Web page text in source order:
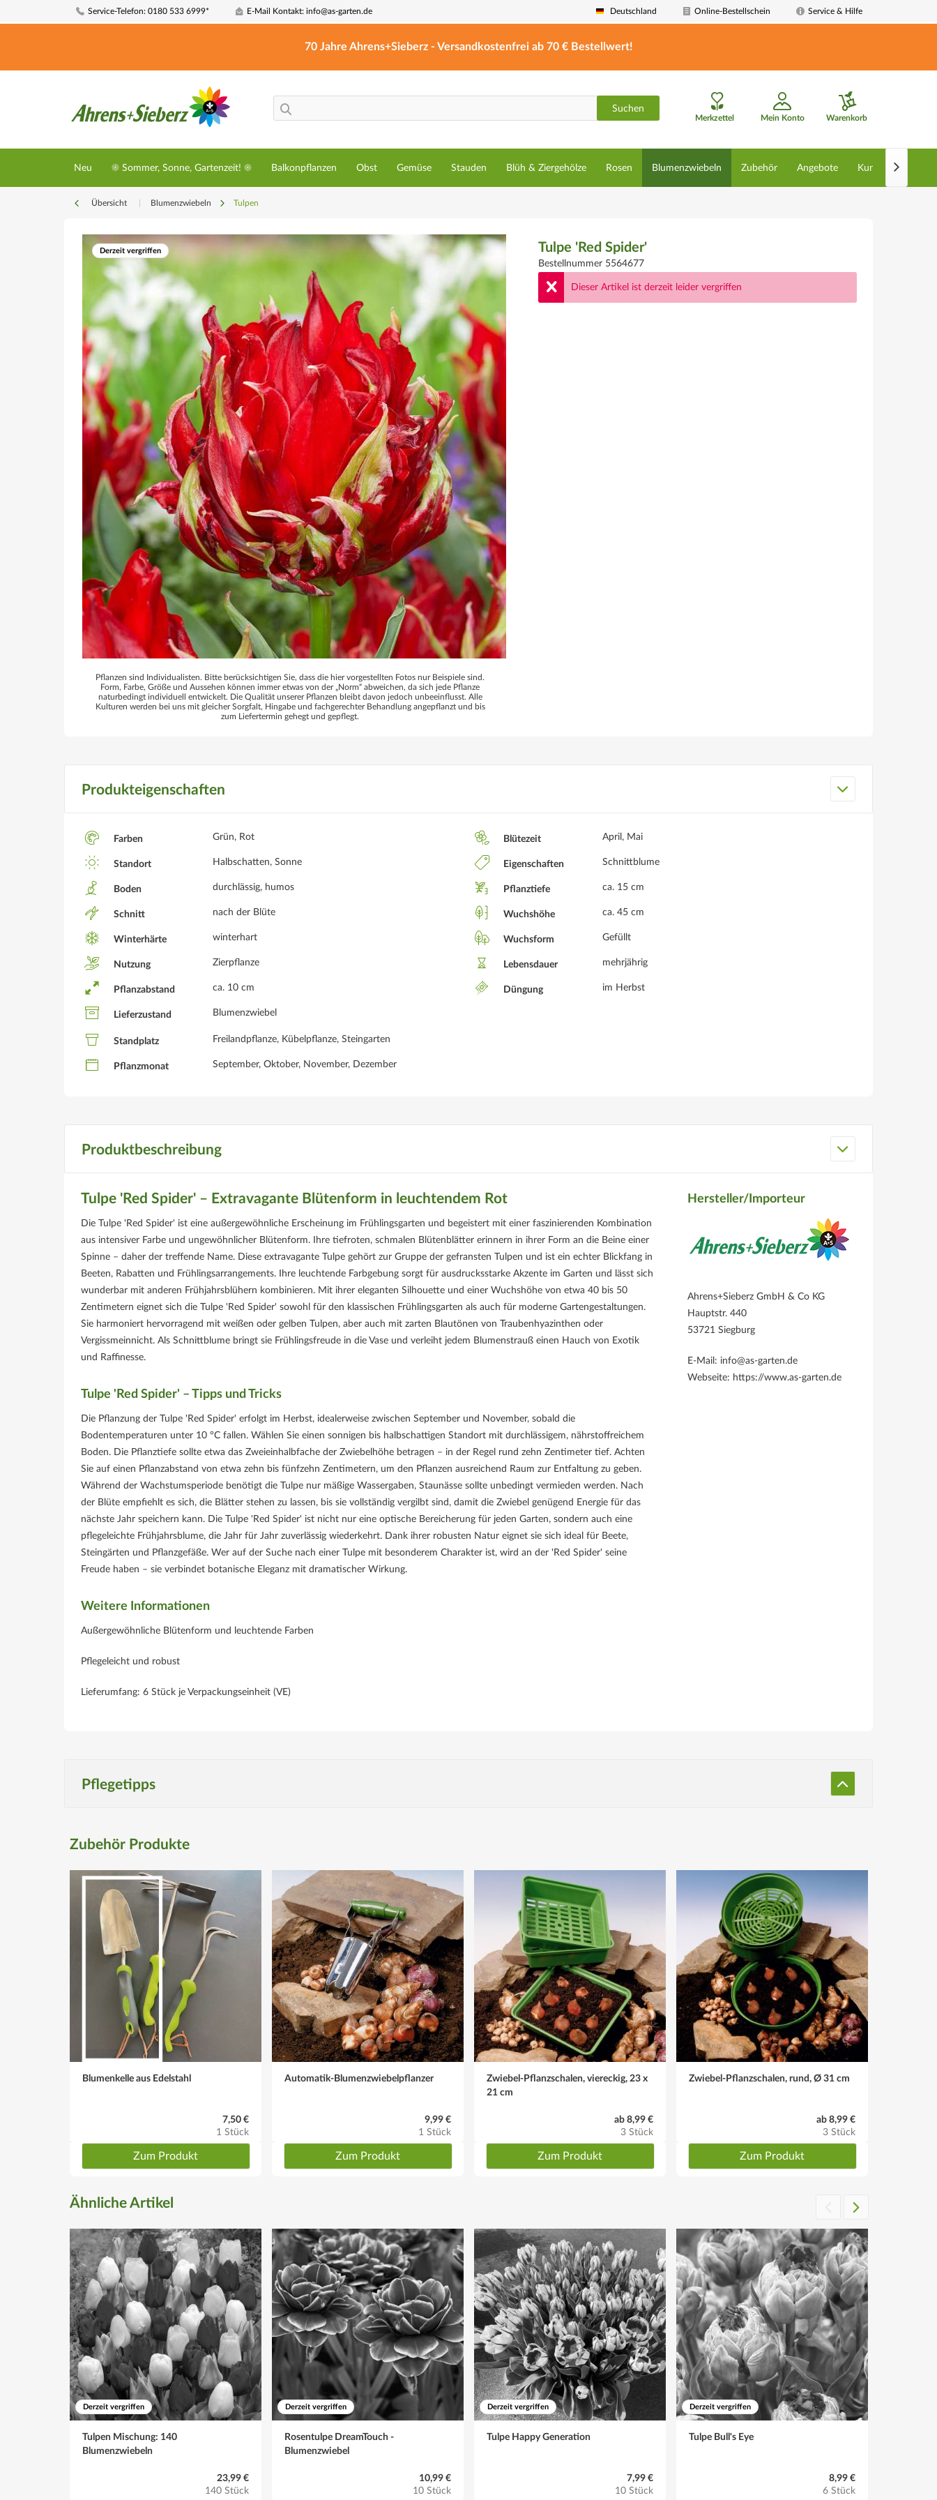
Service-Telefon: 0180 533 6999* E-Mail Kontakt: info@as-garten.de Deutschland Online-Bestellschein Service & Hilfe
70 Jahre Ahrens+Sieberz - Versandkostenfrei ab 70 € Bestellwert!
Suchen
Merkzettel Mein Konto Warenkorb
Neu ☀️ Sommer, Sonne, Gartenzeit! ☀️ Balkonpflanzen Obst Gemüse Stauden Blüh & Ziergehölze Rosen Blumenzwiebeln Zubehör Angebote Kunstpflanzen

Übersicht Blumenzwiebeln Tulpen
Derzeit vergriffen
Pflanzen sind Individualisten. Bitte berücksichtigen Sie, dass die hier vorgestellten Fotos nur Beispiele sind.
Form, Farbe, Größe und Aussehen können immer etwas von der „Norm“ abweichen, da sich jede Pflanze
naturbedingt individuell entwickelt. Die Qualität unserer Pflanzen bleibt davon jedoch unbeeinflusst. Alle
Kulturen werden bei uns mit gleicher Sorgfalt, Hingabe und fachgerechter Behandlung angepflanzt und bis
zum Liefertermin gehegt und gepflegt.
Tulpe 'Red Spider'
Bestellnummer 5564677
Dieser Artikel ist derzeit leider vergriffen
Produkteigenschaften
Farben Grün, Rot Blütezeit April, Mai
Standort Halbschatten, Sonne Eigenschaften Schnittblume
Boden durchlässig, humos Pflanztiefe ca. 15 cm
Schnitt nach der Blüte Wuchshöhe ca. 45 cm
Winterhärte winterhart Wuchsform Gefüllt
Nutzung Zierpflanze Lebensdauer mehrjährig
Pflanzabstand ca. 10 cm Düngung im Herbst
Lieferzustand Blumenzwiebel
Standplatz Freilandpflanze, Kübelpflanze, Steingarten
Pflanzmonat September, Oktober, November, Dezember
Produktbeschreibung
Tulpe 'Red Spider' – Extravagante Blütenform in leuchtendem Rot
Die Tulpe 'Red Spider' ist eine außergewöhnliche Erscheinung im Frühlingsgarten und begeistert mit einer faszinierenden Kombination
aus intensiver Farbe und ungewöhnlicher Blütenform. Ihre tiefroten, schmalen Blütenblätter erinnern in ihrer Form an die Beine einer
Spinne – daher der treffende Name. Diese extravagante Tulpe gehört zur Gruppe der gefransten Tulpen und ist ein echter Blickfang in
Beeten, Rabatten und Frühlingsarrangements. Ihre leuchtende Farbgebung sorgt für ausdrucksstarke Akzente im Garten und lässt sich
wunderbar mit anderen Frühjahrsblühern kombinieren. Mit ihrer eleganten Silhouette und einer Wuchshöhe von etwa 40 bis 50
Zentimetern eignet sich die Tulpe 'Red Spider' sowohl für den klassischen Frühlingsgarten als auch für moderne Gartengestaltungen.
Sie harmoniert hervorragend mit weißen oder gelben Tulpen, aber auch mit zarten Blautönen von Traubenhyazinthen oder
Vergissmeinnicht. Als Schnittblume bringt sie Frühlingsfreude in die Vase und verleiht jedem Blumenstrauß einen Hauch von Exotik
und Raffinesse.
Tulpe 'Red Spider' – Tipps und Tricks
Die Pflanzung der Tulpe 'Red Spider' erfolgt im Herbst, idealerweise zwischen September und November, sobald die
Bodentemperaturen unter 10 °C fallen. Wählen Sie einen sonnigen bis halbschattigen Standort mit durchlässigem, nährstoffreichem
Boden. Die Pflanztiefe sollte etwa das Zweieinhalbfache der Zwiebelhöhe betragen – in der Regel rund zehn Zentimeter tief. Achten
Sie auf einen Pflanzabstand von etwa zehn bis fünfzehn Zentimetern, um den Pflanzen ausreichend Raum zur Entfaltung zu geben.
Während der Wachstumsperiode benötigt die Tulpe nur mäßige Wassergaben, Staunässe sollte unbedingt vermieden werden. Nach
der Blüte empfiehlt es sich, die Blätter stehen zu lassen, bis sie vollständig vergilbt sind, damit die Zwiebel genügend Energie für das
nächste Jahr speichern kann. Die Tulpe 'Red Spider' ist nicht nur eine optische Bereicherung für jeden Garten, sondern auch eine
pflegeleichte Frühjahrsblume, die Jahr für Jahr zuverlässig wiederkehrt. Dank ihrer robusten Natur eignet sie sich ideal für Beete,
Steingärten und Pflanzgefäße. Wer auf der Suche nach einer Tulpe mit besonderem Charakter ist, wird an der 'Red Spider' seine
Freude haben – sie verbindet botanische Eleganz mit dramatischer Wirkung.
Weitere Informationen
Außergewöhnliche Blütenform und leuchtende Farben
Pflegeleicht und robust
Lieferumfang: 6 Stück je Verpackungseinheit (VE)
Hersteller/Importeur
Ahrens+Sieberz GmbH & Co KG
Hauptstr. 440
53721 Siegburg
E-Mail: info@as-garten.de
Webseite: https://www.as-garten.de
Pflegetipps
Sonnig bis halbschattig
Boden
Durchlässig und humos, schwere Böden mit etwas Sand auflockern
Düngegaben
Im Frühjahr mit dem Blattaustrieb Dünger einsetzen. Im Herbst kann etwas Komposterde aufgetragen werden
Wassergaben
Während der Blütezeit den Boden gleichmäßig feucht halten, jedoch Staunässe vermeiden
Ca. 45 cm
Blüte
Leuchtend rot gefüllt
April bis Mai
Schnitt
Welke Blüten direkt abschneiden, den Stängel und die Blätter erst entfernen, wenn sie gelb bzw. vertrocknet sind
Winter
Winterhart
Zubehör Produkte
Blumenkelle aus Edelstahl
7,50 €
1 Stück
Zum Produkt
Automatik-Blumenzwiebelpflanzer
9,99 €
1 Stück
Zum Produkt
Zwiebel-Pflanzschalen, viereckig, 23 x
21 cm
ab 8,99 €
3 Stück
Zum Produkt
Zwiebel-Pflanzschalen, rund, Ø 31 cm
ab 8,99 €
3 Stück
Zum Produkt
Ähnliche Artikel
Derzeit vergriffen
Tulpen Mischung: 140
Blumenzwiebeln
23,99 €
140 Stück
Derzeit vergriffen
Rosentulpe DreamTouch -
Blumenzwiebel
10,99 €
10 Stück
Derzeit vergriffen
Tulpe Happy Generation
7,99 €
10 Stück
Derzeit vergriffen
Tulpe Bull's Eye
8,99 €
6 Stück